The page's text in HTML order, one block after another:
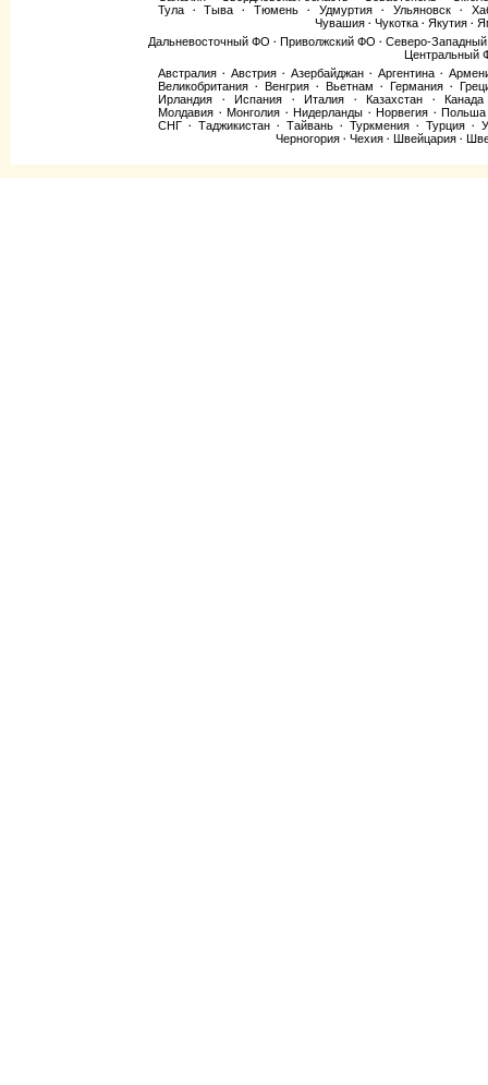
Тула
· Тыва · Тюмень · Удмуртия · Ульяновск ·
Чувашия · Чукотка · Якутия ·
Дальневосточный ФО · Приволжский ФО · Северо-
Центральный
Австралия · Австрия · Азербайджан · Аргентина ·
Великобритания · Венгрия · Вьетнам · Германия ·
Ирландия
· Испания · Италия · Казахстан ·
Канада
Молдавия · Монголия · Нидерланды · Норвегия · Польша
СНГ · Таджикистан · Тайвань · Туркмения · Турция ·
Черногория · Чехия · Швейцария ·